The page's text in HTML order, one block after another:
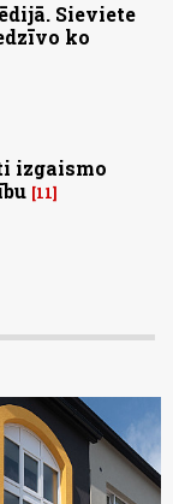
Sieviete
ko
izgaismo
11